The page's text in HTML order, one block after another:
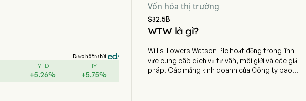
Được hỗ trợ bởi
YTD
+5.26%
1Y
+5.75%
Vốn hóa thị trường
$32.5B
WTW là gì?
Willis Towers Watson Plc hoạt động trong lĩnh
vực cung cấp dịch vụ tư vấn, môi giới và các giải
pháp. Các mảng kinh doanh của Công ty bao